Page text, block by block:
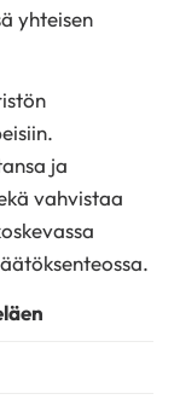
yhteisen
ja
vahvistaa